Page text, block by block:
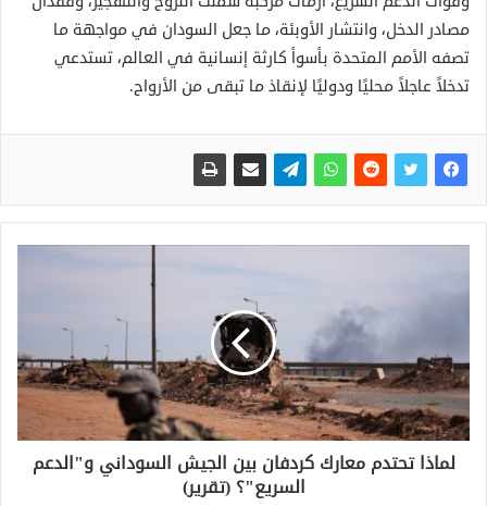
مصادر الدخل، وانتشار الأوبئة، ما جعل السودان في مواجهة ما
تصفه الأمم المتحدة بأسوأ كارثة إنسانية في العالم، تستدعي
تدخلاً عاجلاً محليًا ودوليًا لإنقاذ ما تبقى من الأرواح.
لماذا تحتدم معارك كردفان بين الجيش السوداني و"الدعم
السريع"؟ (تقرير)